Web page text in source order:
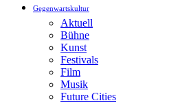
Gegenwartskultur
Aktuell
Bühne
Kunst
Festivals
Film
Musik
Future Cities